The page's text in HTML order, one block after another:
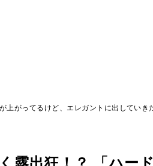
がってるけど、エレガントに出していき
出狂！？ 「ハー